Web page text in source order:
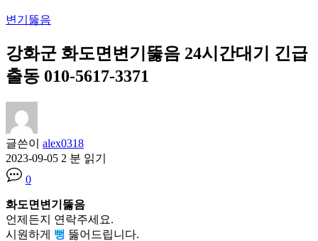
변기뚫음
강화군 화도면변기뚫음 24시간대기 긴급
출동 010-5617-3371
글쓴이 alex0318
2023-09-05 2 분 읽기
0
화도면변기뚫음
언제든지 연락주세요.
시원하게 뻥 뚫어드립니다.